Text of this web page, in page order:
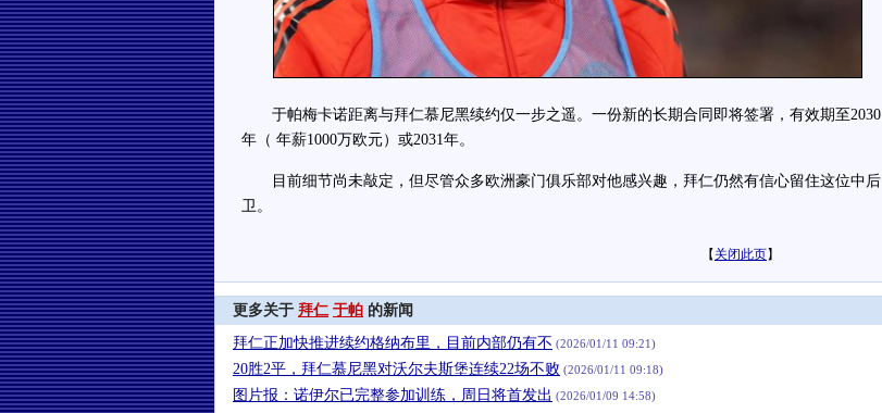
于帕梅卡诺距离与拜仁慕尼黑续约仅一步之遥。一份新的长期合同即将签署，有效期至2030
年（ 年薪1000万欧元）或2031年。
目前细节尚未敲定，但尽管众多欧洲豪门俱乐部对他感兴趣，拜仁仍然有信心留住这位中后
卫。
【 关闭此页】
更多关于 拜仁 于帕 的新闻
拜仁正加快推进续约格纳布里，目前内部仍有不 (2026/01/11 09:21)
20胜2平，拜仁慕尼黑对沃尔夫斯堡连续22场不败 (2026/01/11 09:18)
图片报：诺伊尔已完整参加训练，周日将首发出 (2026/01/09 14:58)